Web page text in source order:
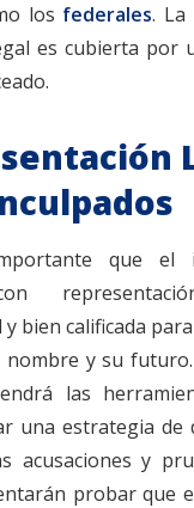
los federales. La
es cubierta por
que el
bien calificada
nombre y su
las
una estrategia de
acusaciones y
probar que